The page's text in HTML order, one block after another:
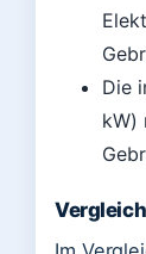
Die
kW)